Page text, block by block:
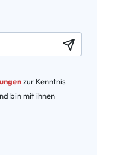
zur Kenntnis
bin mit ihnen